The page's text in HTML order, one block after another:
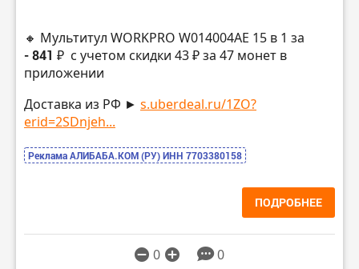
🔸 Мультитул WORKPRO W014004AE 15 в 1 за
- 841 ₽ с учетом скидки 43 ₽ за 47 монет в
приложении
Доставка из РФ ► s.uberdeal.ru/1ZO?
erid=2SDnjeh...
Реклама АЛИБАБА.КОМ (РУ) ИНН 7703380158
ПОДРОБНЕЕ
0 0